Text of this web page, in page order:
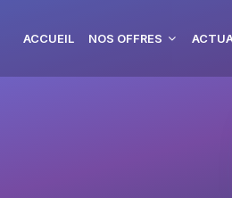
ACCUEIL NOS OFFRES